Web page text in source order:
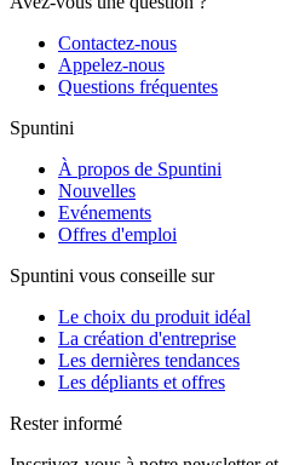
Contactez-nous
Appelez-nous
Questions fréquentes
Spuntini
À propos de Spuntini
Nouvelles
Evénements
Offres d'emploi
Spuntini vous conseille sur
Le choix du produit idéal
La création d'entreprise
Les dernières tendances
Les dépliants et offres
Rester informé